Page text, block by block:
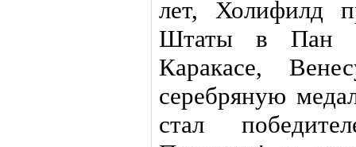
лет, Холифилд
Штаты в Пан
Каракасе,
серебряную
стал